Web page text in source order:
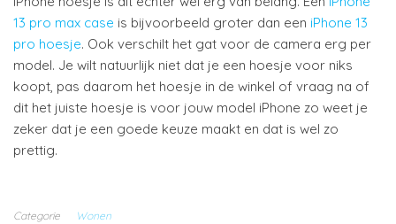
13 pro max case is bijvoorbeeld groter dan een iPhone 13
pro hoesje. Ook verschilt het gat voor de camera erg per
model. Je wilt natuurlijk niet dat je een hoesje voor niks
koopt, pas daarom het hoesje in de winkel of vraag na of
dit het juiste hoesje is voor jouw model iPhone zo weet je
zeker dat je een goede keuze maakt en dat is wel zo
prettig.
Categorie Wonen